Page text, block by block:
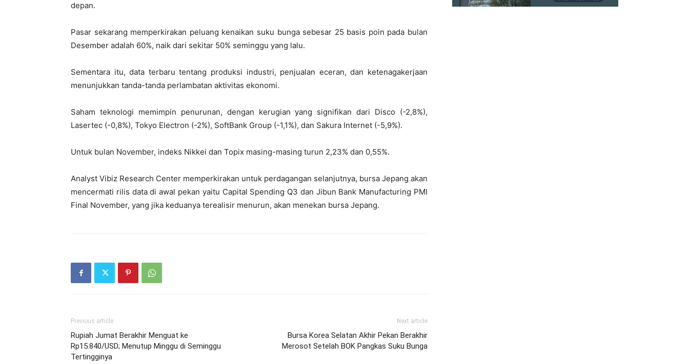
depan.
Pasar sekarang memperkirakan peluang kenaikan suku bunga sebesar 25 basis poin pada bulan
Desember adalah 60%, naik dari sekitar 50% seminggu yang lalu.
Sementara itu, data terbaru tentang produksi industri, penjualan eceran, dan ketenagakerjaan
menunjukkan tanda-tanda perlambatan aktivitas ekonomi.
Saham teknologi memimpin penurunan, dengan kerugian yang signifikan dari Disco (-2,8%),
Lasertec (-0,8%), Tokyo Electron (-2%), SoftBank Group (-1,1%), dan Sakura Internet (-5,9%).
Untuk bulan November, indeks Nikkei dan Topix masing-masing turun 2,23% dan 0,55%.
Analyst Vibiz Research Center memperkirakan untuk perdagangan selanjutnya, bursa Jepang akan
mencermati rilis data di awal pekan yaitu Capital Spending Q3 dan Jibun Bank Manufacturing PMI
Final November, yang jika keduanya terealisir menurun, akan menekan bursa Jepang.
Previous article
Rupiah Jumat Berakhir Menguat ke
Rp15.840/USD; Menutup Minggu di Seminggu
Tertingginya
Next article
Bursa Korea Selatan Akhir Pekan Berakhir
Merosot Setelah BOK Pangkas Suku Bunga